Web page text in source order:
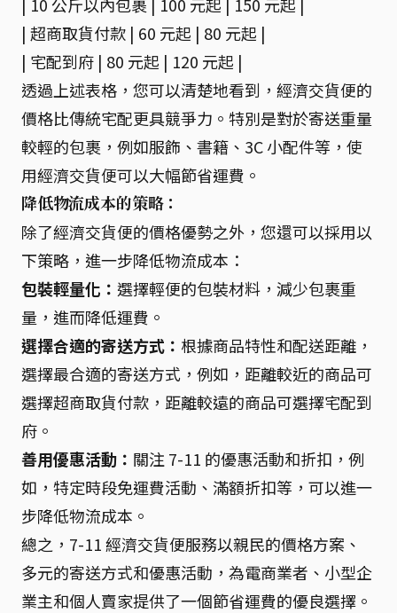
| 超商取貨付款 | 60 元起 | 80 元起 |
| 宅配到府 | 80 元起 | 120 元起 |
透過上述表格，您可以清楚地看到，經濟交貨便的
價格比傳統宅配更具競爭力。特別是對於寄送重量
較輕的包裹，例如服飾、書籍、3C 小配件等，使
用經濟交貨便可以大幅節省運費。
降低物流成本的策略：
除了經濟交貨便的價格優勢之外，您還可以採用以
下策略，進一步降低物流成本：
包裝輕量化： 選擇輕便的包裝材料，減少包裹重
量，進而降低運費。
選擇合適的寄送方式： 根據商品特性和配送距離，
選擇最合適的寄送方式，例如，距離較近的商品可
選擇超商取貨付款，距離較遠的商品可選擇宅配到
府。
善用優惠活動： 關注 7-11 的優惠活動和折扣，例
如，特定時段免運費活動、滿額折扣等，可以進一
步降低物流成本。
總之，7-11 經濟交貨便服務以親民的價格方案、
多元的寄送方式和優惠活動，為電商業者、小型企
業主和個人賣家提供了一個節省運費的優良選擇。